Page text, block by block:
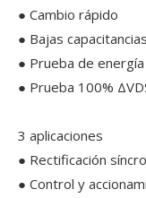
● Cambio rápido
● Bajas
● Prueba de
● Prueba 100%
3 aplicaciones
● Rectificación
● Control y